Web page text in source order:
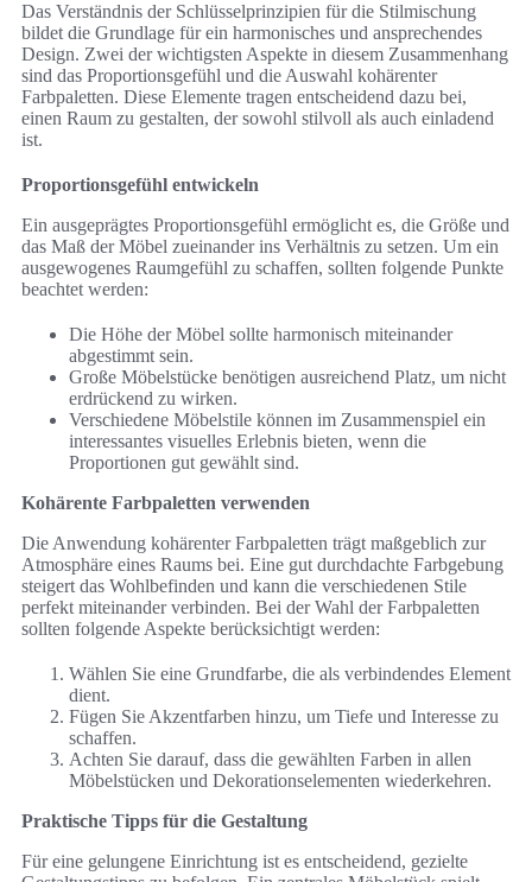
Das Verständnis der Schlüsselprinzipien für die Stilmischung
bildet die Grundlage für ein harmonisches und ansprechendes
Design. Zwei der wichtigsten Aspekte in diesem Zusammenhang
sind das Proportionsgefühl und die Auswahl kohärenter
Farbpaletten. Diese Elemente tragen entscheidend dazu bei,
einen Raum zu gestalten, der sowohl stilvoll als auch einladend
ist.
Proportionsgefühl entwickeln
Ein ausgeprägtes Proportionsgefühl ermöglicht es, die Größe und
das Maß der Möbel zueinander ins Verhältnis zu setzen. Um ein
ausgewogenes Raumgefühl zu schaffen, sollten folgende Punkte
beachtet werden:
Die Höhe der Möbel sollte harmonisch miteinander
abgestimmt sein.
Große Möbelstücke benötigen ausreichend Platz, um nicht
erdrückend zu wirken.
Verschiedene Möbelstile können im Zusammenspiel ein
interessantes visuelles Erlebnis bieten, wenn die
Proportionen gut gewählt sind.
Kohärente Farbpaletten verwenden
Die Anwendung kohärenter Farbpaletten trägt maßgeblich zur
Atmosphäre eines Raums bei. Eine gut durchdachte Farbgebung
steigert das Wohlbefinden und kann die verschiedenen Stile
perfekt miteinander verbinden. Bei der Wahl der Farbpaletten
sollten folgende Aspekte berücksichtigt werden:
Wählen Sie eine Grundfarbe, die als verbindendes Element
dient.
Fügen Sie Akzentfarben hinzu, um Tiefe und Interesse zu
schaffen.
Achten Sie darauf, dass die gewählten Farben in allen
Möbelstücken und Dekorationselementen wiederkehren.
Praktische Tipps für die Gestaltung
Für eine gelungene Einrichtung ist es entscheidend, gezielte